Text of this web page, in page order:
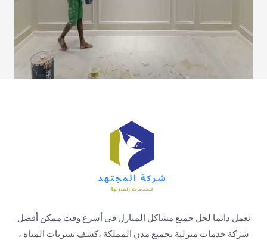
نعمل دائما لحل جميع مشاكل المنازل فى أسرع وقت ممكن أفضل
شركة خدمات منزلية بجميع مدن المملكة ،كشف تسربات المياه ،